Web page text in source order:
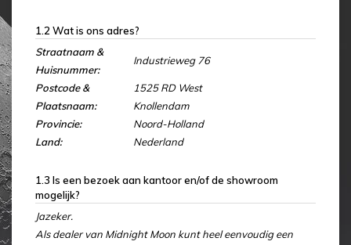
1.2 Wat is ons adres?
Straatnaam &
Huisnummer:
Industrieweg 76
Postcode &
Plaatsnaam:
1525 RD West
Knollendam
Provincie:
Noord-Holland
Land:
Nederland
1.3 Is een bezoek aan kantoor en/of de showroom
mogelijk?
Jazeker.
Als dealer van Midnight Moon kunt heel eenvoudig een